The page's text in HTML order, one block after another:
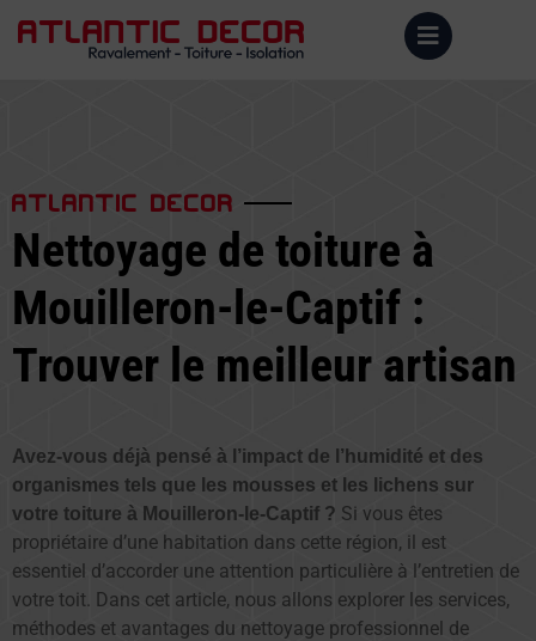
ATLANTIC DECOR
Nettoyage de toiture à
Mouilleron-le-Captif :
Trouver le meilleur artisan
Avez-vous déjà pensé à l’impact de l’humidité et des
organismes tels que les mousses et les lichens sur
votre toiture à Mouilleron-le-Captif ? Si vous êtes
propriétaire d’une habitation dans cette région, il est
essentiel d’accorder une attention particulière à l’entretien de
votre toit. Dans cet article, nous allons explorer les services,
méthodes et avantages du nettoyage professionnel de